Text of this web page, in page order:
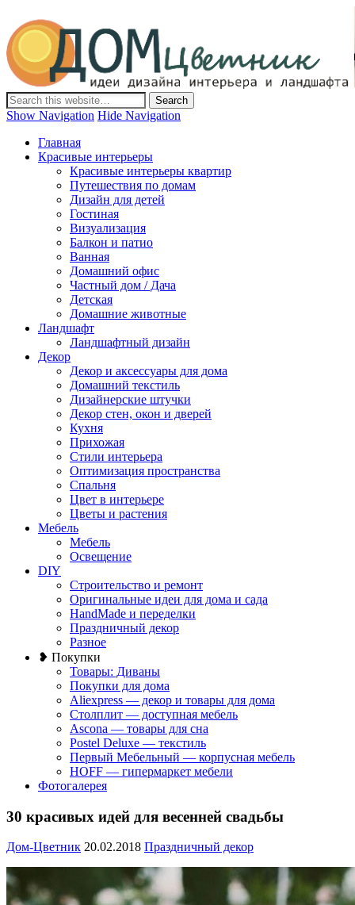
Дом-Цветник
Дизайн интерьера и ландшафта, декор и обустройство дома.
Идеи со всего мира.
Show Navigation Hide Navigation
Главная
Красивые интерьеры
Красивые интерьеры квартир
Путешествия по домам
Дизайн для детей
Гостиная
Визуализация
Балкон и патио
Ванная
Домашний офис
Частный дом / Дача
Детская
Домашние животные
Ландшафт
Ландшафтный дизайн
Декор
Декор и аксессуары для дома
Домашний текстиль
Дизайнерские штучки
Декор стен, окон и дверей
Кухня
Прихожая
Стили интерьера
Оптимизация пространства
Спальня
Цвет в интерьере
Цветы и растения
Мебель
Мебель
Освещение
DIY
Строительство и ремонт
Оригинальные идеи для дома и сада
HandMade и переделки
Праздничный декор
Разное
❥ Покупки
Товары: Диваны
Покупки для дома
Aliexpress — декор и товары для дома
Столплит — доступная мебель
Ascona — товары для сна
Postel Deluxe — текстиль
Первый Мебельный — корпусная мебель
HOFF — гипермаркет мебели
Фотогалерея
30 красивых идей для весенней свадьбы
Дом-Цветник 20.02.2018 Праздничный декор